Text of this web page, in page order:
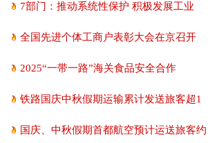
7部门：推动系统性保护 积极发展工业
全国先进个体工商户表彰大会在京召开
2025“一带一路”海关食品安全合作
铁路国庆中秋假期运输累计发送旅客超1
国庆、中秋假期首都航空预计运送旅客约